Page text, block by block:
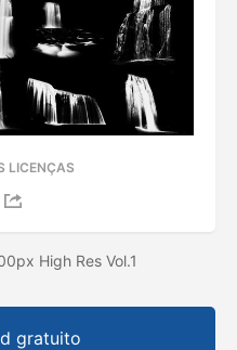
LICENÇAS
High Res Vol.1
gratuito